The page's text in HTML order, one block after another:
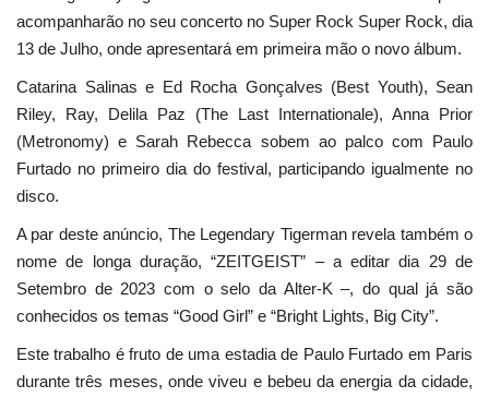
acompanharão no seu concerto no Super Rock Super Rock, dia
13 de Julho, onde apresentará em primeira mão o novo álbum.
Catarina Salinas e Ed Rocha Gonçalves (Best Youth), Sean
Riley, Ray, Delila Paz (The Last Internationale), Anna Prior
(Metronomy) e Sarah Rebecca sobem ao palco com Paulo
Furtado no primeiro dia do festival, participando igualmente no
disco.
A par deste anúncio, The Legendary Tigerman revela também o
nome de longa duração, “ZEITGEIST” – a editar dia 29 de
Setembro de 2023 com o selo da Alter-K –, do qual já são
conhecidos os temas “Good Girl” e “Bright Lights, Big City”.
Este trabalho é fruto de uma estadia de Paulo Furtado em Paris
durante três meses, onde viveu e bebeu da energia da cidade,